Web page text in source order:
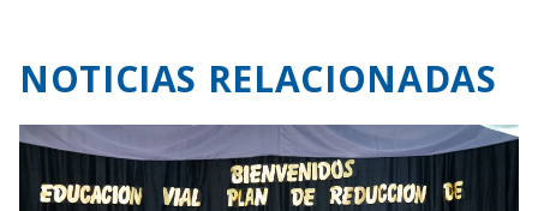
NOTICIAS RELACIONADAS